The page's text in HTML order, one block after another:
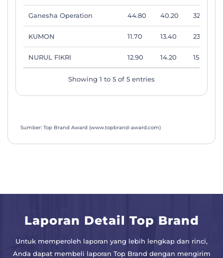
Ganesha Operation 44.80 40.20 32.40
KUMON 11.70 13.40 23.60
NURUL FIKRI 12.90 14.20 15.40
Showing 1 to 5 of 5 entries
Sumber: Top Brand Award (www.topbrand-award.com)
Laporan Detail Top Brand
Untuk memperoleh laporan yang lebih lengkap dan rinci,
Anda dapat membeli laporan Top Brand dengan mengirim